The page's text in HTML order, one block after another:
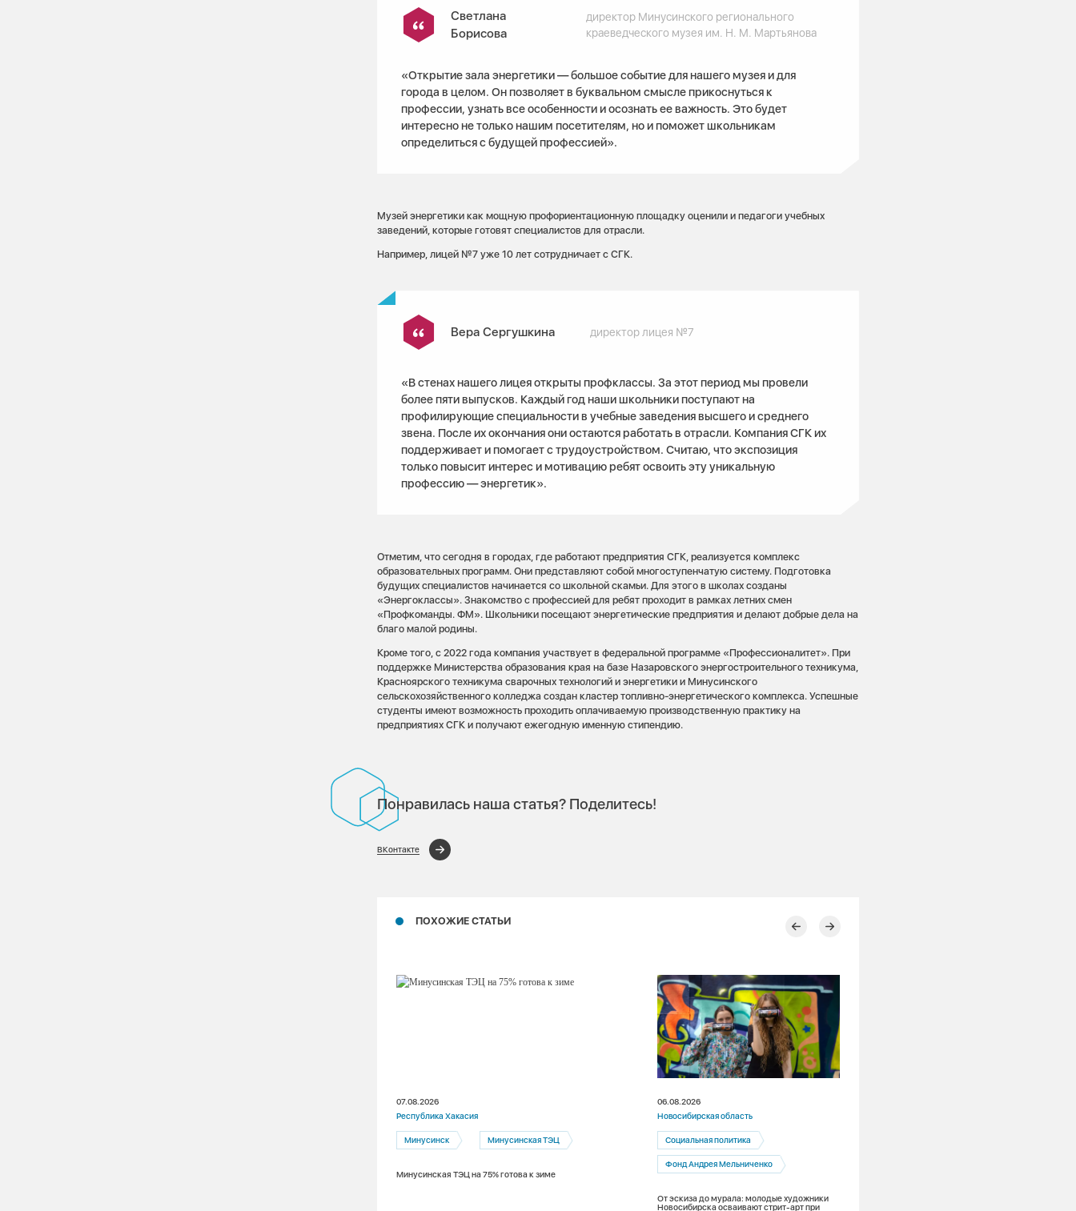
Светлана
Борисова
директор Минусинского регионального
краеведческого музея им. Н. М. Мартьянова
«Открытие зала энергетики — большое событие для нашего музея и для
города в целом. Он позволяет в буквальном смысле прикоснуться к
профессии, узнать все особенности и осознать ее важность. Это будет
интересно не только нашим посетителям, но и поможет школьникам
определиться с будущей профессией».
Музей энергетики как мощную профориентационную площадку оценили и педагоги учебных
заведений, которые готовят специалистов для отрасли.
Например, лицей №7 уже 10 лет сотрудничает с СГК.
Вера Сергушкина директор лицея №7
«В стенах нашего лицея открыты профклассы. За этот период мы провели
более пяти выпусков. Каждый год наши школьники поступают на
профилирующие специальности в учебные заведения высшего и среднего
звена. После их окончания они остаются работать в отрасли. Компания СГК их
поддерживает и помогает с трудоустройством. Считаю, что экспозиция
только повысит интерес и мотивацию ребят освоить эту уникальную
профессию — энергетик».
Отметим, что сегодня в городах, где работают предприятия СГК, реализуется комплекс
образовательных программ. Они представляют собой многоступенчатую систему. Подготовка
будущих специалистов начинается со школьной скамьи. Для этого в школах созданы
«Энергоклассы». Знакомство с профессией для ребят проходит в рамках летних смен
«Профкоманды. ФМ». Школьники посещают энергетические предприятия и делают добрые дела на
благо малой родины.
Кроме того, с 2022 года компания участвует в федеральной программе «Профессионалитет». При
поддержке Министерства образования края на базе Назаровского энергостроительного техникума,
Красноярского техникума сварочных технологий и энергетики и Минусинского
сельскохозяйственного колледжа создан кластер топливно-энергетического комплекса. Успешные
студенты имеют возможность проходить оплачиваемую производственную практику на
предприятиях СГК и получают ежегодную именную стипендию.
Понравилась наша статья? Поделитесь!
ВКонтакте
ПОХОЖИЕ СТАТЬИ
07.08.2026
Республика Хакасия
Минусинск Минусинская ТЭЦ
Минусинская ТЭЦ на 75% готова к зиме
06.08.2026
Новосибирская область
Социальная политика
Фонд Андрея Мельниченко
От эскиза до мурала: молодые художники
Новосибирска осваивают стрит-арт при